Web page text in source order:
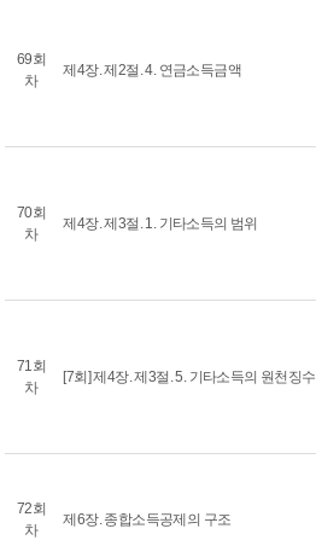
69회
차
제4장. 제2절. 4. 연금소득금액
70회
차
제4장. 제3절. 1. 기타소득의 범위
71회
차
[7회] 제4장. 제3절. 5. 기타소득의 원천징수
72회
차
제6장. 종합소득공제의 구조